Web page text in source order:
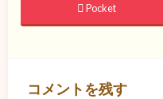
Pocket
コメントを残す